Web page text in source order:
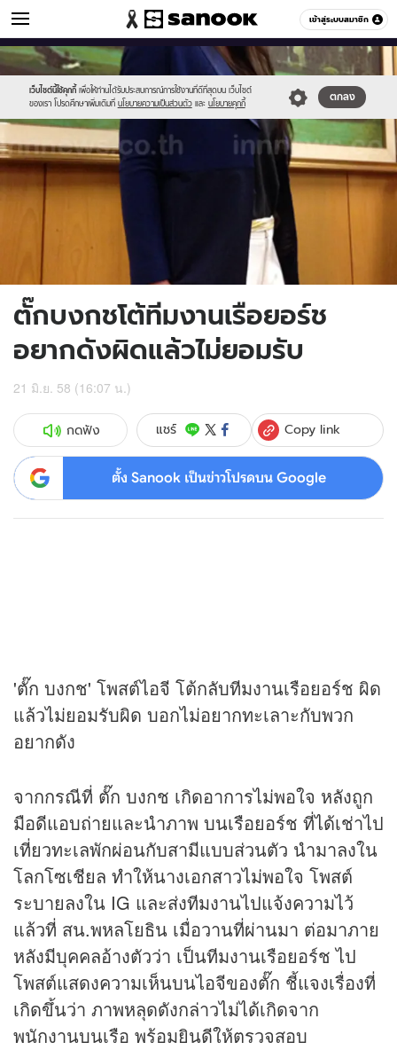
เข้าสู่ระบบสมาชิก
ข่าวบันเทิง หมวดอื่นๆ
เว็บไซต์นี้ใช้คุกกี้ เพื่อให้ท่านได้รับประสบการณ์การใช้งานที่ดีที่สุดบน เว็บไซต์
ของเรา โปรดศึกษาเพิ่มเติมที่ นโยบายความเป็นส่วนตัว และ นโยบายคุกกี้
ตกลง
Sanook
//s.isanook.com/sr/0/images/logo-
new-
sanook.png
600
60
//s.isanook.com/ns/0/ud/363/1816187/626426-
02.jpg
ตั๊กบงกชโต้ทีมงานเรือยอร์ช
อยากดังผิดแล้วไม่ยอมรับ
21 มิ.ย. 58 (16:07 น.)
กดฟัง แชร์ Copy link
ตั้ง Sanook เป็นข่าวโปรดบน Google
'ตั๊ก บงกช' โพสต์ไอจี โต้กลับทีมงานเรือยอร์ช ผิด
แล้วไม่ยอมรับผิด บอกไม่อยากทะเลาะกับพวก
อยากดัง
จากกรณีที่ ตั๊ก บงกช เกิดอาการไม่พอใจ หลังถูก
มือดีแอบถ่ายและนำภาพ บนเรือยอร์ช ที่ได้เช่าไป
เที่ยวทะเลพักผ่อนกับสามีแบบส่วนตัว นำมาลงใน
โลกโซเชียล ทำให้นางเอกสาวไม่พอใจ โพสต์
ระบายลงใน IG และส่งทีมงานไปแจ้งความไว้
แล้วที่ สน.พหลโยธิน เมื่อวานที่ผ่านมา ต่อมาภาย
หลังมีบุคคลอ้างตัวว่า เป็นทีมงานเรือยอร์ช ไป
โพสต์แสดงความเห็นบนไอจีของตั๊ก ชี้แจงเรื่องที่
เกิดขึ้นว่า ภาพหลุดดังกล่าวไม่ได้เกิดจาก
พนักงานบนเรือ พร้อมยินดีให้ตรวจสอบ